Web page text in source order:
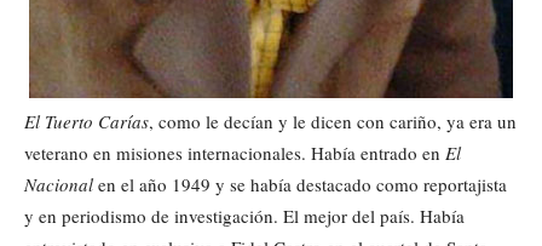
El Tuerto Carías, como le decían y le dicen con cariño, ya era un
veterano en misiones internacionales. Había entrado en El
Nacional en el año 1949 y se había destacado como reportajista
y en periodismo de investigación. El mejor del país. Había